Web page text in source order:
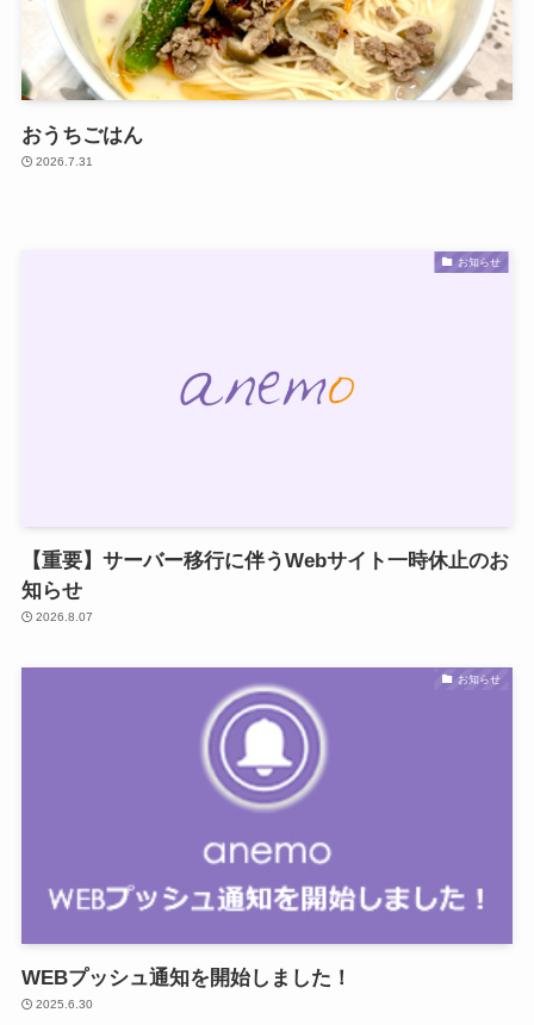
おうちごはん
2026.7.31
お知らせ
【重要】サーバー移行に伴うWebサイト一時休止のお
知らせ
2026.8.07
お知らせ
WEBプッシュ通知を開始しました！
2025.6.30